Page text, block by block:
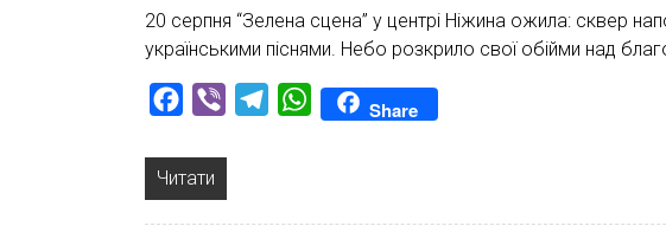
20 серпня “Зелена сцена” у центрі Ніжина ожила: сквер
українськими піснями. Небо розкрило свої обійми над
Facebook
Viber TelegramWhatsAppShare
Читати